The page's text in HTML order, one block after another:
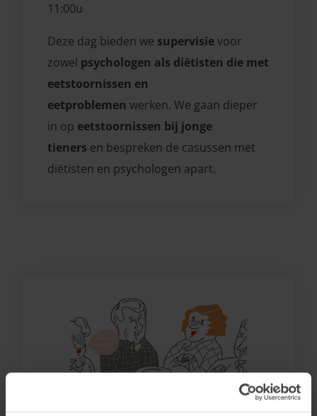
Deze dag bieden we supervisievoor
zowel psychologen als diëtisten die met
eetstoornissen en
eetproblemen werken. We gaan dieper
in op eetstoornissen bij jonge
tieners en bespreken de casussen met
diëtisten en psychologen apart.
11:00u